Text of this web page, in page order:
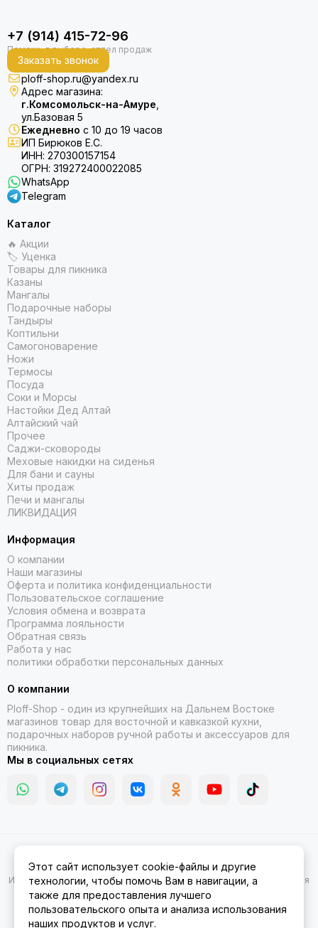
+7 (914) 415-72-96
Заказать звонок
ploff-shop.ru@yandex.ru
Адрес магазина:
г.Комсомольск-на-Амуре
ул.Базовая 5
Ежедневно с 10 до 19 часов
ИП Бирюков Е.С.
ИНН: 270300157154
ОГРН: 319272400022085
WhatsApp
Telegram
Каталог
🔥 Акции
🏷 Уценка
Товары для пикника
Казаны
Мангалы
Подарочные наборы
Тандыры
Коптильни
Самогоноварение
Ножи
Термосы
Посуда
Соки и Морсы
Настойки Дед Алтай
Алтайский чай
Прочее
Саджи-сковороды
Меховые накидки на сиденья
Для бани и сауны
Хиты продаж
Печи и мангалы
ЛИКВИДАЦИЯ
Информация
О компании
Наши магазины
Оферта и политика конфиденциальности
Пользовательское соглашение
Условия обмена и возврата
Программа лояльности
Обратная связь
Работа у нас
политики обработки персональных данных
О компании
Ploff-Shop - один из крупнейших на Дальнем Востоке
магазинов товар для восточной и кавказкой кухни,
подарочных наборов ручной работы и аксессуаров для
пикника.
Мы в социальных сетях
Амуре.Карта сайта
Информация на сайте носит ознакомительный характер и не является
публичной офертой.
Этот сайт использует cookie-файлы и другие
технологии, чтобы помочь Вам в навигации, а
также для предоставления лучшего
пользовательского опыта и анализа использования
наших продуктов и услуг.